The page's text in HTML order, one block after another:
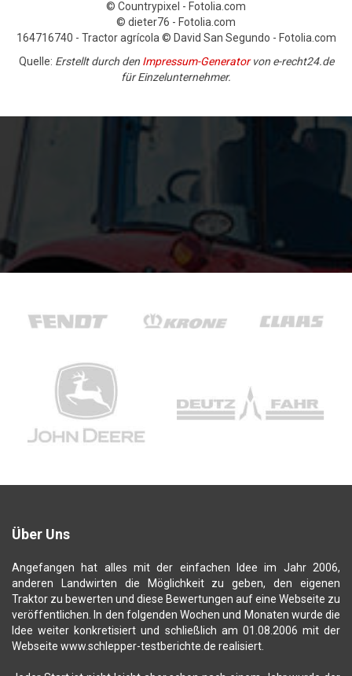
© Countrypixel - Fotolia.com
© dieter76 - Fotolia.com
164716740 - Tractor agrícola © David San Segundo - Fotolia.com
Quelle: Erstellt durch den Impressum-Generatorvon e-recht24.de
für Einzelunternehmer.
Über Uns
Angefangen hat alles mit der einfachen Idee im Jahr 2006,
anderen Landwirten die Möglichkeit zu geben, den eigenen
Traktor zu bewerten und diese Bewertungen auf eine Webseite zu
veröffentlichen. In den folgenden Wochen und Monaten wurde die
Idee weiter konkretisiert und schließlich am 01.08.2006 mit der
Webseite www.schlepper-testberichte.de realisiert.